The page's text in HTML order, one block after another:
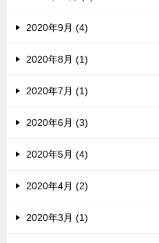
2020年9月 (4)
2020年8月 (1)
2020年7月 (1)
2020年6月 (3)
2020年5月 (4)
2020年4月 (2)
2020年3月 (1)